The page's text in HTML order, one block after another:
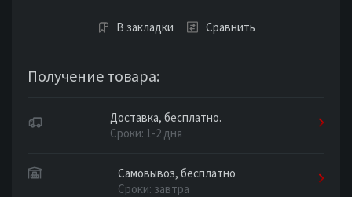
В закладки Сравнить
Получение товара:
Доставка, бесплатно.
Сроки: 1-2 дня
Самовывоз, бесплатно
Сроки: завтра